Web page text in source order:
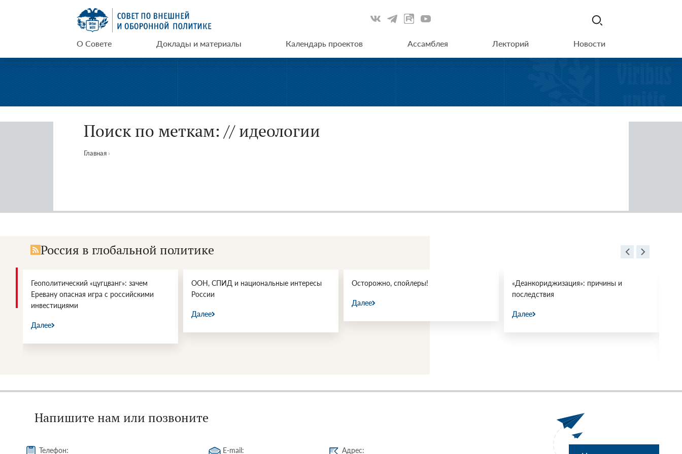
СВОП
О Совете Доклады и материалы Календарь проектов Ассамблея Лекторий Новости
Поиск по меткам: // идеологии
Главная ›
Россия в глобальной политике
Геополитический «цугцванг»: зачем
Еревану опасная игра с российскими
инвестициями
Далее
ООН, СПИД и национальные интересы
России
Далее
Осторожно, спойлеры!
Далее
«Деанкориджизация»: причины и
последствия
Далее
Напишите нам или позвоните
Телефон: E-mail: Адрес: